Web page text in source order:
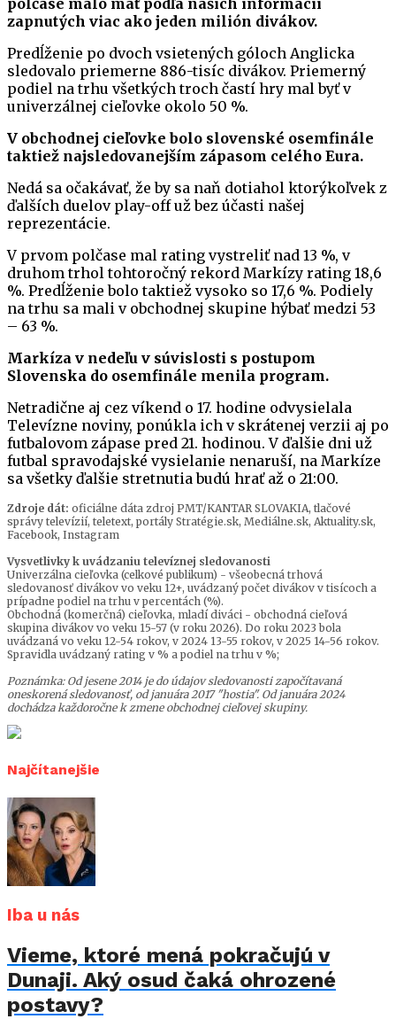
polčase malo mať podľa našich informácií
zapnutých viac ako jeden milión divákov.
Predĺženie po dvoch vsietených góloch Anglicka
sledovalo priemerne 886-tisíc divákov. Priemerný
podiel na trhu všetkých troch častí hry mal byť v
univerzálnej cieľovke okolo 50 %.
V obchodnej cieľovke bolo slovenské osemfinále
taktiež najsledovanejším zápasom celého Eura.
Nedá sa očakávať, že by sa naň dotiahol ktorýkoľvek z
ďalších duelov play-off už bez účasti našej
reprezentácie.
V prvom polčase mal rating vystreliť nad 13 %, v
druhom trhol tohtoročný rekord Markízy rating 18,6
%. Predĺženie bolo taktiež vysoko so 17,6 %. Podiely
na trhu sa mali v obchodnej skupine hýbať medzi 53
– 63 %.
Markíza v nedeľu v súvislosti s postupom
Slovenska do osemfinále menila program.
Netradične aj cez víkend o 17. hodine odvysielala
Televízne noviny, ponúkla ich v skrátenej verzii aj po
futbalovom zápase pred 21. hodinou. V ďalšie dni už
futbal spravodajské vysielanie nenaruší, na Markíze
sa všetky ďalšie stretnutia budú hrať až o 21:00.
Zdroje dát: oficiálne dáta zdroj PMT/KANTAR SLOVAKIA, tlačové
správy televízií, teletext, portály Stratégie.sk, Mediálne.sk, Aktuality.sk,
Facebook, Instagram
Vysvetlivky k uvádzaniu televíznej sledovanosti
Univerzálna cieľovka (celkové publikum) - všeobecná trhová
sledovanosť divákov vo veku 12+, uvádzaný počet divákov v tisícoch a
prípadne podiel na trhu v percentách (%).
Obchodná (komerčná) cieľovka, mladí diváci - obchodná cieľová
skupina divákov vo veku 15-57 (v roku 2026). Do roku 2023 bola
uvádzaná vo veku 12-54 rokov, v 2024 13-55 rokov, v 2025 14-56 rokov.
Spravidla uvádzaný rating v % a podiel na trhu v %;
Poznámka: Od jesene 2014 je do údajov sledovanosti započítavaná
oneskorená sledovanosť, od januára 2017 "hostia". Od januára 2024
dochádza každoročne k zmene obchodnej cieľovej skupiny.
Najčítanejšie
Iba u nás
Vieme, ktoré mená pokračujú v
Dunaji. Aký osud čaká ohrozené
postavy?